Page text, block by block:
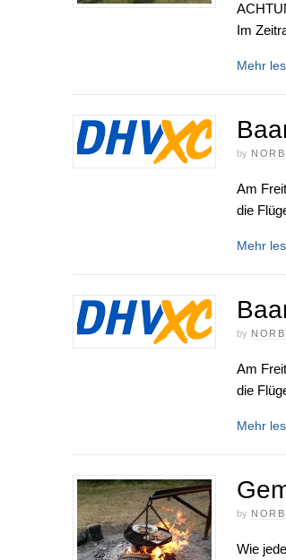
Im
Mehr
by
Am
die
Mehr
by
Am
die
Mehr
by
Wie